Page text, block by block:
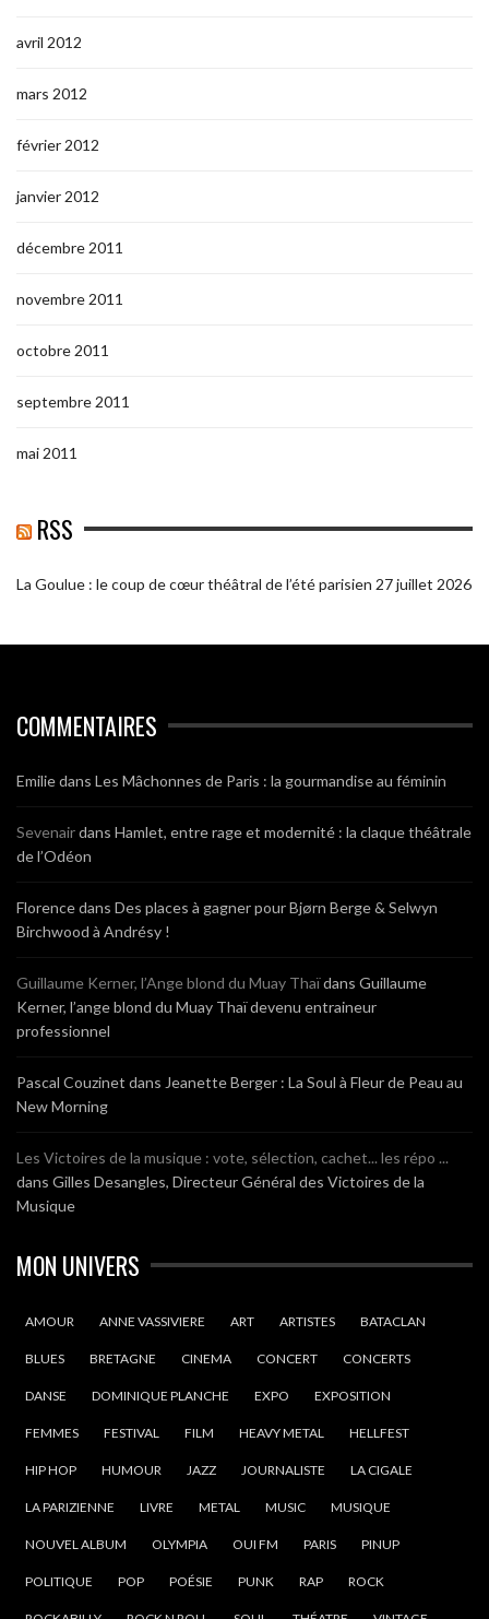
avril 2012
mars 2012
février 2012
janvier 2012
décembre 2011
novembre 2011
octobre 2011
septembre 2011
mai 2011
RSS
La Goulue : le coup de cœur théâtral de l’été parisien 27 juillet 2026
COMMENTAIRES
Emiliedans Les Mâchonnes de Paris : la gourmandise au féminin
Sevenairdans Hamlet, entre rage et modernité : la claque théâtrale
de l’Odéon
Florencedans Des places à gagner pour Bjørn Berge & Selwyn
Birchwood à Andrésy !
Guillaume Kerner, l’Ange blond du Muay Thaïdans Guillaume
Kerner, l’ange blond du Muay Thaï devenu entraineur
professionnel
Pascal Couzinet dans Jeanette Berger : La Soul à Fleur de Peau au
New Morning
Les Victoires de la musique : vote, sélection, cachet... les répo ...
dans Gilles Desangles, Directeur Général des Victoires de la
Musique
MON UNIVERS
AMOUR ANNE VASSIVIERE ART ARTISTES BATACLAN
BLUES BRETAGNE CINEMA CONCERT CONCERTS
DANSE DOMINIQUE PLANCHE EXPO EXPOSITION
FEMMES FESTIVAL FILM HEAVY METAL HELLFEST
HIP HOP HUMOUR JAZZ JOURNALISTE LA CIGALE
LA PARIZIENNE LIVRE METAL MUSIC MUSIQUE
NOUVEL ALBUM OLYMPIA OUI FM PARIS PINUP
POLITIQUE POP POÉSIE PUNK RAP ROCK